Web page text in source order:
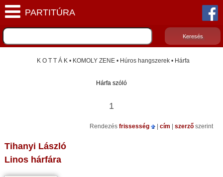
K O T T Á K • KOMOLY ZENE • Húros hangszerek • Hárfa
Hárfa szóló
1
Rendezés frissesség cím szerző szerint
Tihanyi László
Linos hárfára